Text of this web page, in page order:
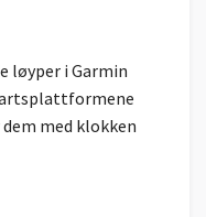
løyper i Garmin
med klokken